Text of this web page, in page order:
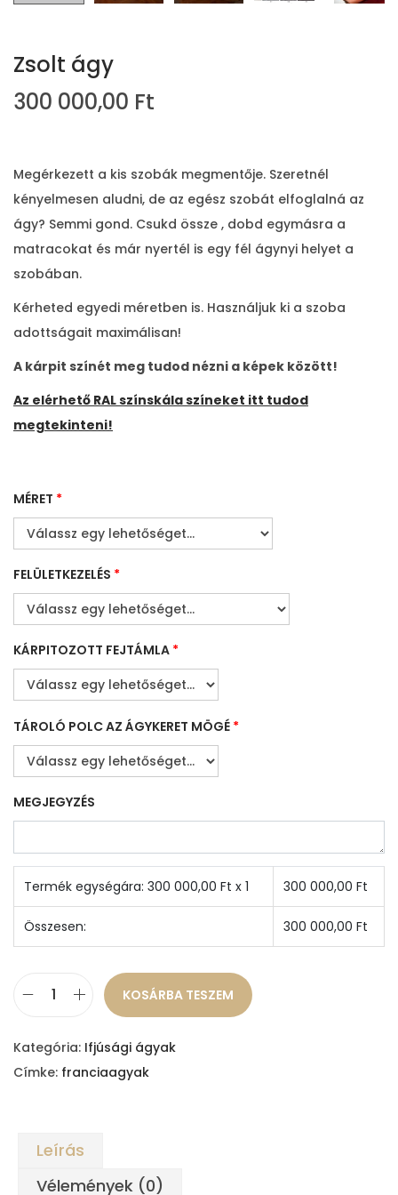
Zsolt ágy
300 000,00 Ft
Megérkezett a kis szobák megmentője. Szeretnél
kényelmesen aludni, de az egész szobát elfoglalná az
ágy? Semmi gond. Csukd össze , dobd egymásra a
matracokat és már nyertél is egy fél ágynyi helyet a
szobában.
Kérheted egyedi méretben is. Használjuk ki a szoba
adottságait maximálisan!
A kárpit színét meg tudod nézni a képek között!
Az elérhető RAL színskála színeket itt tudod
megtekinteni!
MÉRET *
FELÜLETKEZELÉS *
KÁRPITOZOTT FEJTÁMLA *
TÁROLÓ POLC AZ ÁGYKERET MÖGÉ *
MEGJEGYZÉS
Termék egységára: 300 000,00 Ft x 1 300 000,00 Ft
Összesen: 300 000,00 Ft
o
l
g
y
KOSÁRBA TESZEM
Kategória: Ifjúsági ágyak
Címke: franciaagyak
Leírás
Vélemények (0)